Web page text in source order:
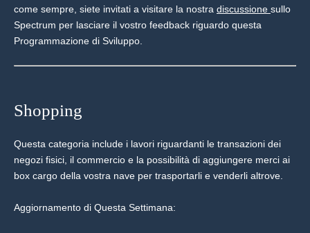
come sempre, siete invitati a visitare la nostra discussione sullo
Spectrum per lasciare il vostro feedback riguardo questa
Programmazione di Sviluppo.
Shopping
Questa categoria include i lavori riguardanti le transazioni dei
negozi fisici, il commercio e la possibilità di aggiungere merci ai
box cargo della vostra nave per trasportarli e venderli altrove.
Aggiornamento di Questa Settimana: